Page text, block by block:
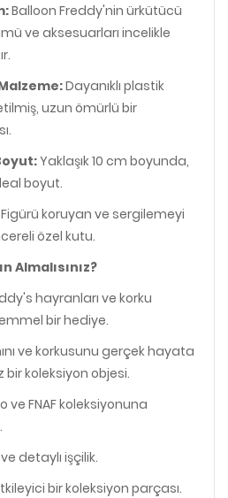
Balloon Freddy'nin ürkütücü
ve aksesuarları incelikle
Dayanıklı plastik
uzun ömürlü bir
Yaklaşık 10 cm boyunda,
boyut.
Figürü koruyan ve sergilemeyi
özel kutu.
Almalısınız?
hayranları ve korku
bir hediye.
ve korkusunu gerçek hayata
bir koleksiyon objesi.
ve FNAF koleksiyonuna
detaylı işçilik.
bir koleksiyon parçası.